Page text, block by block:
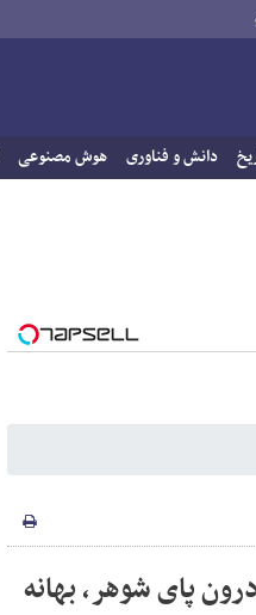
دانش و فناوری هوش مصنوعی
12 سال/پلاتین درون پای شوهر، بهانه